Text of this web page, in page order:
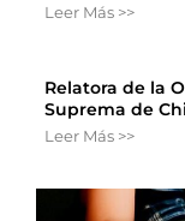
Leer Más >>
Relatora de la
Suprema de
Leer Más >>